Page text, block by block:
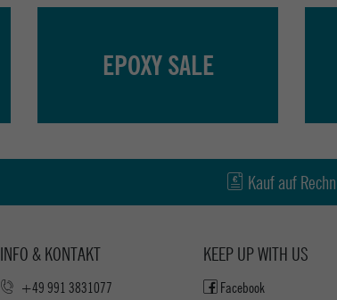
EPOXY SALE
Kauf auf
INFO & KONTAKT
+49 991 3831077
KEEP UP WITH US
Facebook